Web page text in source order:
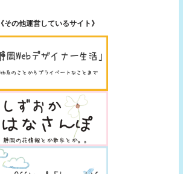
《その他運営しているサイト》